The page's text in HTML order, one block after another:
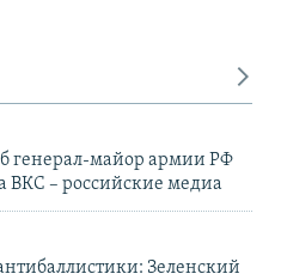
генерал-майор армии РФ
ВКС – российские медиа
Зеленский